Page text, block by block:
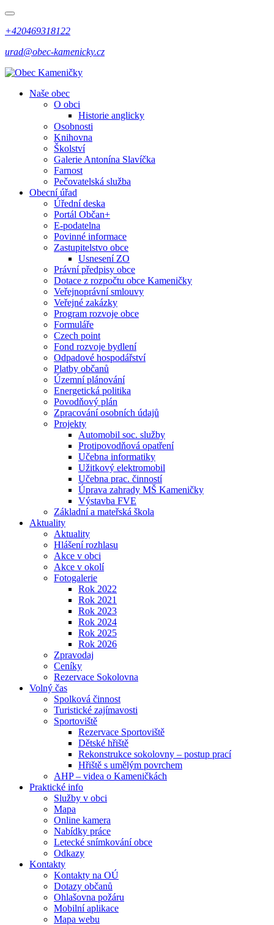
+420469318122
urad@obec-kamenicky.cz
Naše obec
O obci
Historie anglicky
Osobnosti
Knihovna
Školství
Galerie Antonína Slavíčka
Farnost
Pečovatelská služba
Obecní úřad
Úřední deska
Portál Občan+
E-podatelna
Povinné informace
Zastupitelstvo obce
Usnesení ZO
Právní předpisy obce
Dotace z rozpočtu obce Kameničky
Veřejnoprávní smlouvy
Veřejné zakázky
Program rozvoje obce
Formuláře
Czech point
Fond rozvoje bydlení
Odpadové hospodářství
Platby občanů
Územní plánování
Energetická politika
Povodňový plán
Zpracování osobních údajů
Projekty
Automobil soc. služby
Protipovodňová opatření
Učebna informatiky
Užitkový elektromobil
Učebna prac. činností
Úprava zahrady MŠ Kameničky
Výstavba FVE
Základní a mateřská škola
Aktuality
Aktuality
Hlášení rozhlasu
Akce v obci
Akce v okolí
Fotogalerie
Rok 2022
Rok 2021
Rok 2023
Rok 2024
Rok 2025
Rok 2026
Zpravodaj
Ceníky
Rezervace Sokolovna
Volný čas
Spolková činnost
Turistické zajímavosti
Sportoviště
Rezervace Sportoviště
Dětské hřiště
Rekonstrukce sokolovny – postup prací
Hřiště s umělým povrchem
AHP – videa o Kameničkách
Praktické info
Služby v obci
Mapa
Online kamera
Nabídky práce
Letecké snímkování obce
Odkazy
Kontakty
Kontakty na OÚ
Dotazy občanů
Ohlašovna požáru
Mobilní aplikace
Mapa webu